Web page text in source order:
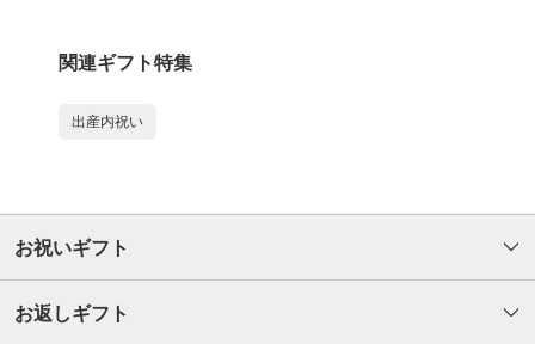
関連ギフト特集
出産内祝い
お祝いギフト
お返しギフト